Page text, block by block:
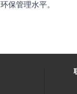
环保管理水平。